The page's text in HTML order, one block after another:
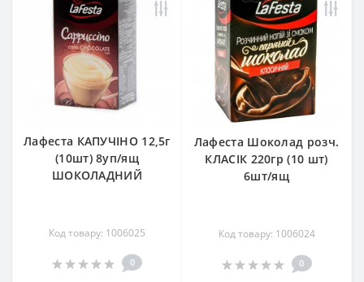
Лафеста КАПУЧІНО 12,5г
(10шт) 8уп/ящ
ШОКОЛАДНИЙ
Код товару: 1006025
0
Лафеста Шоколад розч.
КЛАСІК 220гр (10 шт)
6шт/ящ
Код товару: 1006024
0